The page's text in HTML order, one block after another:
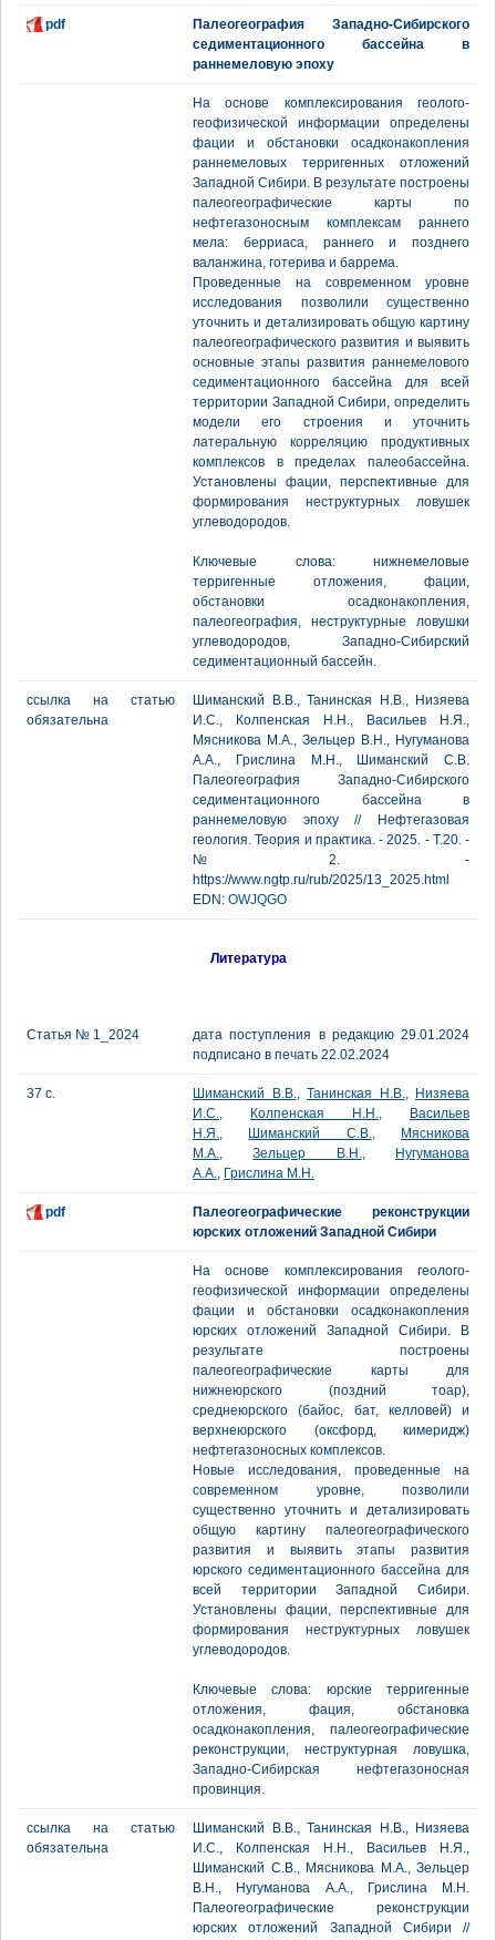
pdf
Палеогеография Западно-Сибирского
седиментационного бассейна в
раннемеловую эпоху
На основе комплексирования геолого-
геофизической информации определены
фации и обстановки осадконакопления
раннемеловых терригенных отложений
Западной Сибири. В результате построены
палеогеографические карты по
нефтегазоносным комплексам раннего
мела: берриаса, раннего и позднего
валанжина, готерива и баррема.
Проведенные на современном уровне
исследования позволили существенно
уточнить и детализировать общую картину
палеогеографического развития и выявить
основные этапы развития раннемелового
седиментационного бассейна для всей
территории Западной Сибири, определить
модели его строения и уточнить
латеральную корреляцию продуктивных
комплексов в пределах палеобассейна.
Установлены фации, перспективные для
формирования неструктурных ловушек
углеводородов.
Ключевые слова: нижнемеловые
терригенные отложения, фации,
обстановки осадконакопления,
палеогеография, неструктурные ловушки
углеводородов, Западно-Сибирский
седиментационный бассейн.
ссылка на статью
обязательна
Шиманский В.В., Танинская Н.В., Низяева
И.С., Колпенская Н.Н., Васильев Н.Я.,
Мясникова М.А., Зельцер В.Н., Нугуманова
А.А., Грислина М.Н., Шиманский С.В.
Палеогеография Западно-Сибирского
седиментационного бассейна в
раннемеловую эпоху // Нефтегазовая
геология. Теория и практика. - 2025. - Т.20. -
№2. -
https://www.ngtp.ru/rub/2025/13_2025.html
EDN: OWJQGO
Литература
Статья № 1_2024
дата поступления в редакцию 29.01.2024
подписано в печать 22.02.2024
37 с. Шиманский В.В., Танинская Н.В., Низяева
И.С., Колпенская Н.Н.,
Васильев
Н.Я., Шиманский С.В.,
Мясникова
М.А.,Зельцер В.Н.,
Нугуманова
А.А., Грислина М.Н.
pdf
Палеогеографические реконструкции
юрских отложений Западной Сибири
На основе комплексирования геолого-
геофизической информации определены
фации и обстановки осадконакопления
юрских отложений Западной Сибири. В
результате построены
палеогеографические карты для
нижнеюрского (поздний тоар),
среднеюрского (байос, бат, келловей) и
верхнеюрского (оксфорд, кимеридж)
нефтегазоносных комплексов.
Новые исследования, проведенные на
современном уровне, позволили
существенно уточнить и детализировать
общую картину палеогеографического
развития и выявить этапы развития
юрского седиментационного бассейна для
всей территории Западной Сибири.
Установлены фации, перспективные для
формирования неструктурных ловушек
углеводородов.
Ключевые слова: юрские терригенные
отложения, фация, обстановка
осадконакопления, палеогеографические
реконструкции, неструктурная ловушка,
Западно-Сибирская нефтегазоносная
провинция.
ссылка на статью
обязательна
Шиманский В.В., Танинская Н.В., Низяева
И.С., Колпенская Н.Н., Васильев Н.Я.,
Шиманский С.В., Мясникова М.А., Зельцер
В.Н., Нугуманова А.А., Грислина М.Н.
Палеогеографические реконструкции
юрских отложений Западной Сибири //